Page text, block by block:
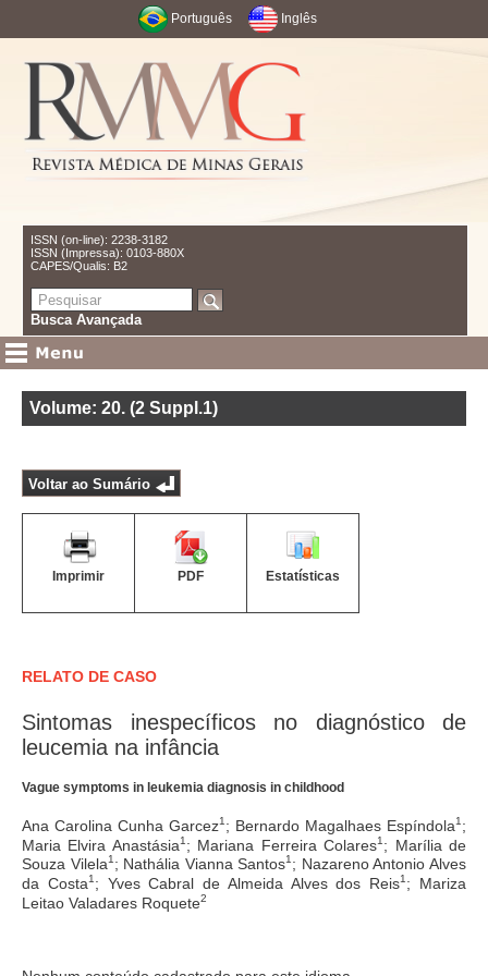
Português Inglês
ISSN (on-line): 2238-3182
ISSN (Impressa): 0103-880X
CAPES/Qualis: B2
Busca Avançada
Volume: 20. (2 Suppl.1)
Voltar ao Sumário
Imprimir PDF Estatísticas
RELATO DE CASO
Sintomas inespecíficos no diagnóstico de
leucemia na infância
Vague symptoms in leukemia diagnosis in childhood
Ana Carolina Cunha Garcez1 ; Bernardo Magalhaes Espíndola1 ;
Maria Elvira Anastásia1 ; Mariana Ferreira Colares1 ; Marília de
Souza Vilela1; Nathália Vianna Santos1; Nazareno Antonio Alves
da Costa1 ; Yves Cabral de Almeida Alves dos Reis1 ; Mariza
Leitao Valadares Roquete2